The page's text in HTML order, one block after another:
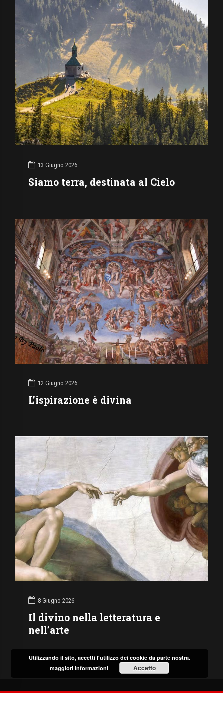
13 Giugno 2026
Siamo terra, destinata al Cielo
12 Giugno 2026
L’ispirazione è divina
8 Giugno 2026
Il divino nella letteratura e
nell’arte
Utilizzando il sito, accetti l'utilizzo dei cookie da parte nostra.
maggiori informazioni
Accetto